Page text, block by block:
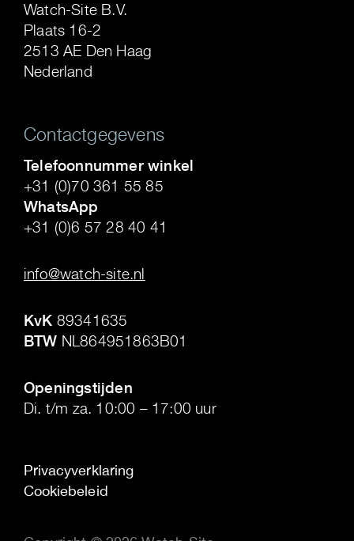
Watch-Site B.V.
Plaats 16-2
2513 AE Den Haag
Nederland
Contactgegevens
Telefoonnummer winkel
+31 (0)70 361 55 85
WhatsApp
+31 (0)6 57 28 40 41
info@watch-site.nl
KvK 89341635
BTW NL864951863B01
Openingstijden
Di. t/m za. 10:00 – 17:00 uur
Privacyverklaring
Cookiebeleid